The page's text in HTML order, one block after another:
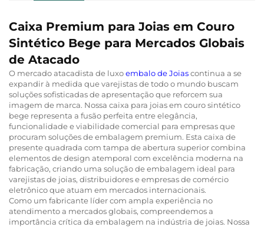
Caixa Premium para Joias em Couro
Sintético Bege para Mercados Globais
de Atacado
O mercado atacadista de luxoembalo de Joiascontinua a se
expandir à medida que varejistas de todo o mundo buscam
soluções sofisticadas de apresentação que reforcem sua
imagem de marca. Nossa caixa para joias em couro sintético
bege representa a fusão perfeita entre elegância,
funcionalidade e viabilidade comercial para empresas que
procuram soluções de embalagem premium. Esta caixa de
presente quadrada com tampa de abertura superior combina
elementos de design atemporal com excelência moderna na
fabricação, criando uma solução de embalagem ideal para
varejistas de joias, distribuidores e empresas de comércio
eletrônico que atuam em mercados internacionais.
Como um fabricante líder com ampla experiência no
atendimento a mercados globais, compreendemos a
importância crítica da embalagem na indústria de joias. Nossa